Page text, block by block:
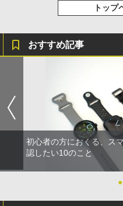
トップ
おすすめ記事
初心者の方におくる、ス
認したい10のこと
●